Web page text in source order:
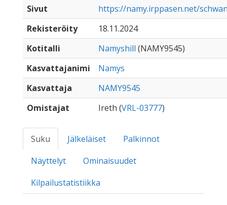
Sivut
https://namy.irppasen.net/
Rekisteröity
18.11.2024
Kotitalli
Namyshill (NAMY9545)
Kasvattajanimi
Namys
Kasvattaja
NAMY9545
Omistajat
Ireth (VRL-03777)
Suku Jälkeläiset
Palkinnot
Näyttelyt
Ominaisuudet
Kilpailustatistiikka